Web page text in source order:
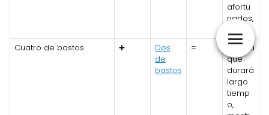
afortu
nados,
triunfo.
Cuatro de bastos
➕
Dos
de
bastos
=
Alegría
que
durará
largo
tiemp
o,